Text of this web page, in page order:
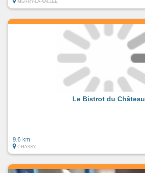
MERRY-LA-VALLEE
Le Bistrot du Château
9.6 km
CHASSY